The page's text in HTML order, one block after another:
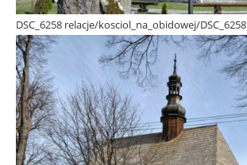
DSC_6258 relacje/kosciol_na_obidowej/DSC_6258